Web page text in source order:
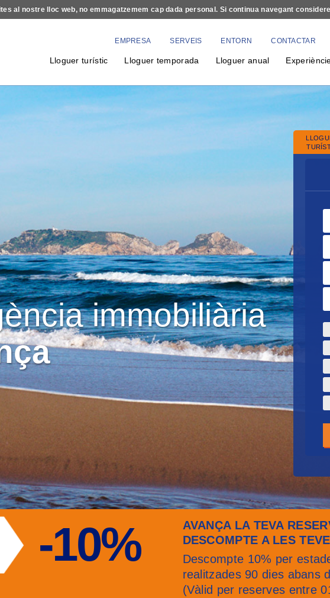
al nostre lloc web, no emmagatzemem cap dada personal. Si continua navegant
EMPRESA SERVEIS ENTORN CONTACTAR
Lloguer turístic Lloguer temporada Lloguer anual
immobiliària
-10%
AVANÇA LA TEVA
DESCOMPTE A LES
Descompte 10% per
realitzades 90 dies abans
(Vàlid per reserves entre